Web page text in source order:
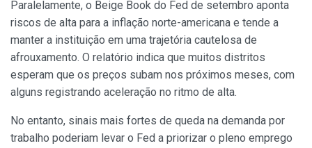
Paralelamente, o Beige Book do Fed de setembro aponta
riscos de alta para a inflação norte-americana e tende a
manter a instituição em uma trajetória cautelosa de
afrouxamento. O relatório indica que muitos distritos
esperam que os preços subam nos próximos meses, com
alguns registrando aceleração no ritmo de alta.
No entanto, sinais mais fortes de queda na demanda por
trabalho poderiam levar o Fed a priorizar o pleno emprego